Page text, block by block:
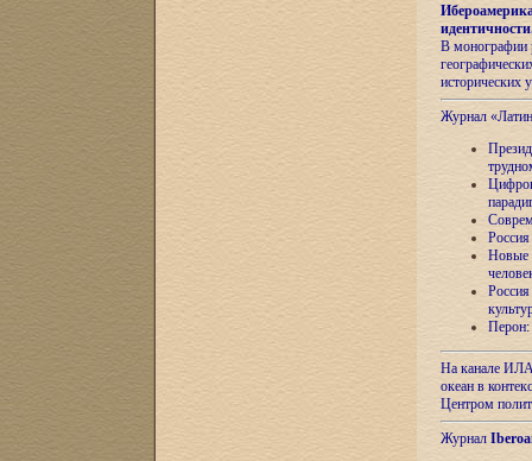
идентичности
В монографии
исторических
Журнал
Новые
Перон:
На канале
океан в
Центром
Журнал